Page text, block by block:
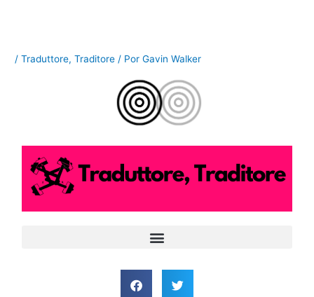
/Traduttore, Traditore / PorGavin Walker